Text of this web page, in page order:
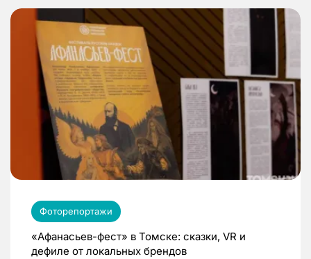
Фоторепортажи
«Афанасьев-фест» в Томске: сказки, VR и
дефиле от локальных брендов